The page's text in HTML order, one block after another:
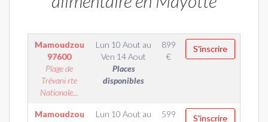
Mamoudzou
97600
Plage de
Trévani rte
Nationale...
Lun 10 Aout au
Ven 14 Aout
Places
disponibles
899
€
S'inscrire
Mamoudzou
Lun 10 Aout au
599
S'inscrire